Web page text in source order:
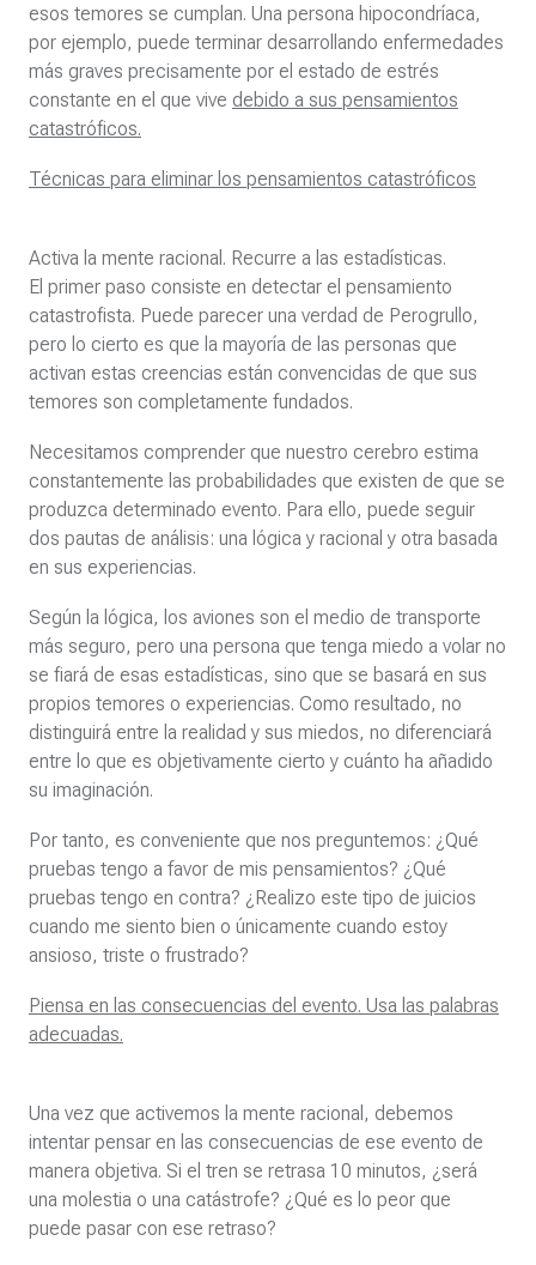
esos temores se cumplan. Una persona hipocondríaca,
por ejemplo, puede terminar desarrollando enfermedades
más graves precisamente por el estado de estrés
constante en el que vive debido a sus pensamientos
catastróficos.
Técnicas para eliminar los pensamientos catastróficos
Activa la mente racional. Recurre a las estadísticas.
El primer paso consiste en detectar el pensamiento
catastrofista. Puede parecer una verdad de Perogrullo,
pero lo cierto es que la mayoría de las personas que
activan estas creencias están convencidas de que sus
temores son completamente fundados.
Necesitamos comprender que nuestro cerebro estima
constantemente las probabilidades que existen de que se
produzca determinado evento. Para ello, puede seguir
dos pautas de análisis: una lógica y racional y otra basada
en sus experiencias.
Según la lógica, los aviones son el medio de transporte
más seguro, pero una persona que tenga miedo a volar no
se fiará de esas estadísticas, sino que se basará en sus
propios temores o experiencias. Como resultado, no
distinguirá entre la realidad y sus miedos, no diferenciará
entre lo que es objetivamente cierto y cuánto ha añadido
su imaginación.
Por tanto, es conveniente que nos preguntemos: ¿Qué
pruebas tengo a favor de mis pensamientos? ¿Qué
pruebas tengo en contra? ¿Realizo este tipo de juicios
cuando me siento bien o únicamente cuando estoy
ansioso, triste o frustrado?
Piensa en las consecuencias del evento. Usa las palabras
adecuadas.
Una vez que activemos la mente racional, debemos
intentar pensar en las consecuencias de ese evento de
manera objetiva. Si el tren se retrasa 10 minutos, ¿será
una molestia o una catástrofe? ¿Qué es lo peor que
puede pasar con ese retraso?